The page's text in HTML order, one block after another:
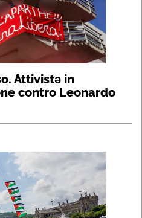
Attivistə in
contro Leonardo